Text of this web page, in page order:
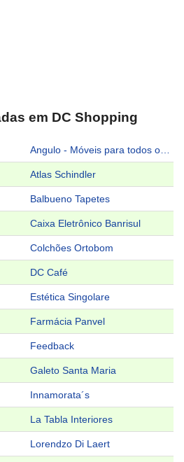
em DC Shopping
Angulo - Móveis para todos os ambientes
Atlas Schindler
Balbueno Tapetes
Caixa Eletrônico Banrisul
Colchões Ortobom
DC Café
Estética Singolare
Farmácia Panvel
Feedback
Galeto Santa Maria
Innamorata´s
La Tabla Interiores
Lorendzo Di Laert